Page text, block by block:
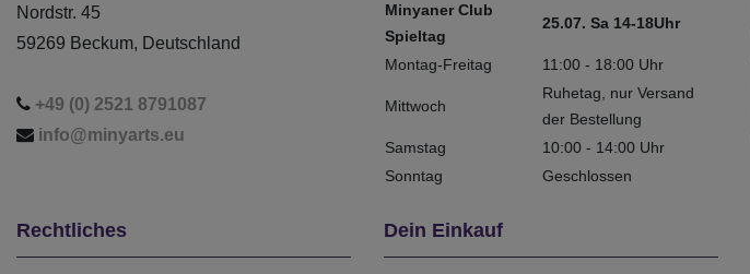
Nordstr. 45
59269 Beckum, Deutschland
+49 (0) 2521 8791087
info@minyarts.eu
Minyaner Club
Spieltag
25.07. Sa 14-18Uhr
Montag-Freitag 11:00 - 18:00 Uhr
Mittwoch
Ruhetag, nur Versand
der Bestellung
Samstag
10:00 - 14:00 Uhr
Sonntag
Geschlossen
Rechtliches Dein Einkauf